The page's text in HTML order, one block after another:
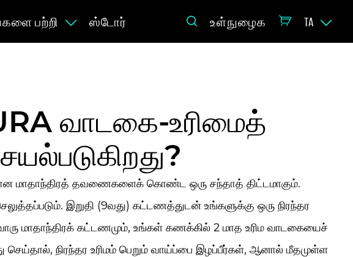
பற்றி ஸ்டோர் உள்நுழைக TA
வாடகை-உரிமைத்
மாதாந்திரத் தவணைகளைக் கொண்ட ஒரு சந்தாத் திட்டமாகும்.
இறுதி (9வது) கட்டணத்துடன் உங்களுக்கு ஒரு நிரந்தர
மாதாந்திரக் கட்டணமும், உங்கள் கணக்கில் 2 மாத உரிம வாடகையைச்
செய்தால், நிரந்தர உரிமம் பெறும் வாய்ப்பை இழப்பீர்கள், ஆனால் மீதமுள்ள